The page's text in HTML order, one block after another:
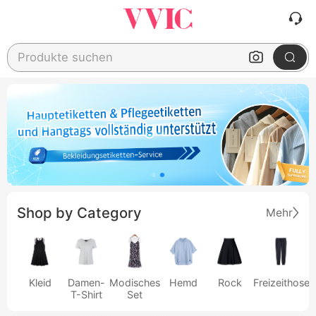
Produkte suchen
Shop by Category Mehr
Kleid
Damen-
T-Shirt
Modisches
Set
Hemd Rock Freizeithose